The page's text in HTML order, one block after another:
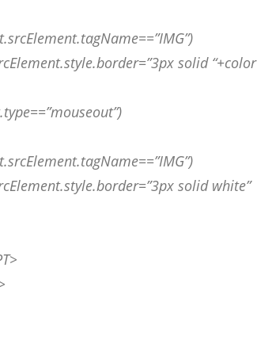
solid “+color
solid white”